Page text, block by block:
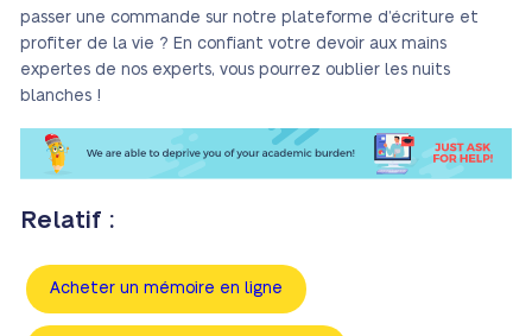
passer une commande sur notre plateforme d’écriture et
profiter de la vie ? En confiant votre devoir aux mains
expertes de nos experts, vous pourrez oublier les nuits
blanches !
Relatif :
Acheter un mémoire en ligne